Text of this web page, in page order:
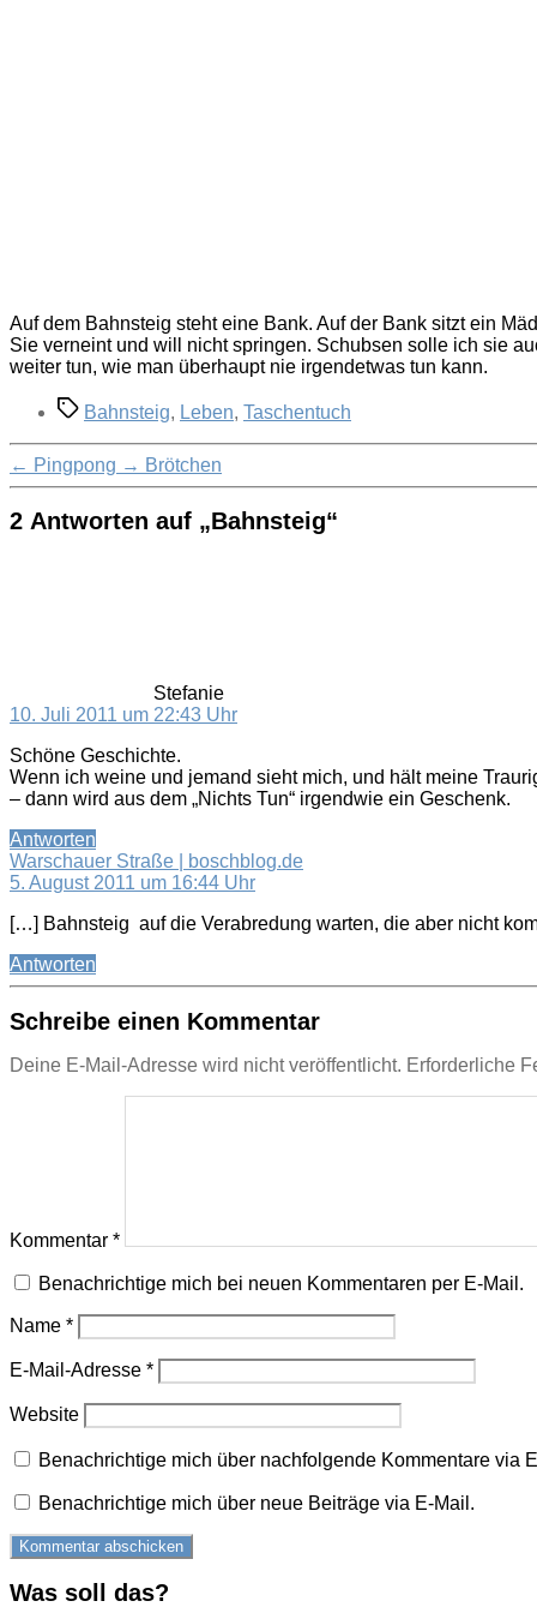
Auf dem Bahnsteig steht eine Bank. Auf der Bank sitzt ein
Sie verneint und will nicht springen. Schubsen solle ich sie
weiter tun, wie man überhaupt nie irgendetwas tun kann.
Schlagwörter
Bahnsteig, Leben, Taschentuch
← Pingpong → Brötchen
2 Antworten auf „Bahnsteig“
Stefanie
10. Juli 2011 um 22:43 Uhr
Schöne Geschichte.
Wenn ich weine und jemand sieht mich, und hält meine
– dann wird aus dem „Nichts Tun“ irgendwie ein Geschenk.
Antworten
Warschauer Straße | boschblog.desagt:
5. August 2011 um 16:44 Uhr
[…] Bahnsteig auf die Verabredung warten, die aber nicht
Antworten
Schreibe einen Kommentar
Deine E-Mail-Adresse wird nicht veröffentlicht. Erforderliche
Kommentar *
Benachrichtige mich bei neuen Kommentaren per E-Mail.
Name *
E-Mail-Adresse *
Website
Benachrichtige mich über nachfolgende Kommentare via
Benachrichtige mich über neue Beiträge via E-Mail.
Was soll das?